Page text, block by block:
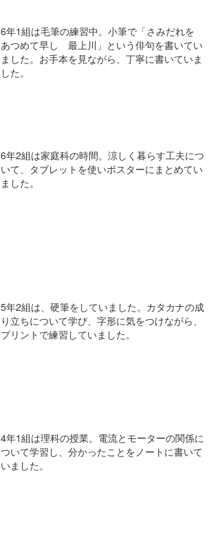
6年1組は毛筆の練習中。小筆で「さみだれを
あつめて早し 最上川」という俳句を書いてい
ました。お手本を見ながら、丁寧に書いていま
した。
6年2組は家庭科の時間。涼しく暮らす工夫につ
いて、タブレットを使いポスターにまとめてい
ました。
5年2組は、硬筆をしていました。カタカナの成
り立ちについて学び、字形に気をつけながら、
プリントで練習していました。
4年1組は理科の授業。電流とモーターの関係に
ついて学習し、分かったことをノートに書いて
いました。